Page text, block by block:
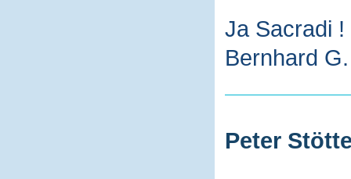
Ja Sacradi
Bernhard
Peter